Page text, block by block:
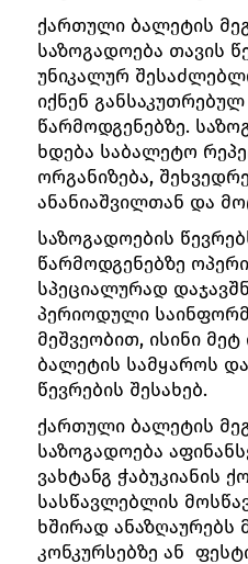
ქართული ბალეტის
საზოგადოება თავის
უნიკალურ
იქნენ
წარმოდგენებზე.
ხდება საბალეტო
ორგანიზება,
ანანიაშვილთან და
საზოგადოების
წარმოდგენებზე
სპეციალურად
პერიოდული
მეშვეობით, ისინი
ბალეტის სამყაროს
წევრების შესახებ.
ქართული ბალეტის
საზოგადოება
ვახტანგ ჭაბუკიანის
სასწავლებლის
ხშირად ანაზღაურებს
კონკურსებზე ან